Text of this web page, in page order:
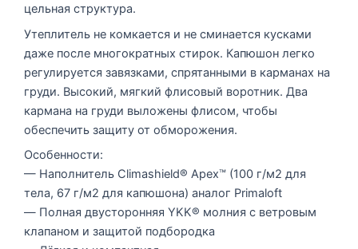
цельная структура.
Утеплитель не комкается и не сминается кусками
даже после многократных стирок. Капюшон легко
регулируется завязками, спрятанными в карманах на
груди. Высокий, мягкий флисовый воротник. Два
кармана на груди выложены флисом, чтобы
обеспечить защиту от обморожения.
Особенности:
— Наполнитель Climashield® Apex™ (100 г/м2 для
тела, 67 г/м2 для капюшона) аналог Primaloft
— Полная двусторонняя YKK® молния с ветровым
клапаном и защитой подбородка